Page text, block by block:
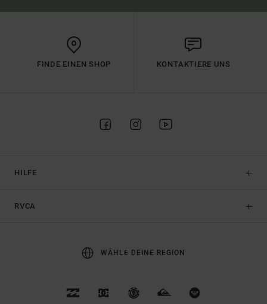
FINDE EINEN SHOP KONTAKTIERE UNS
HILFE
RVCA
WÄHLE DEINE REGION